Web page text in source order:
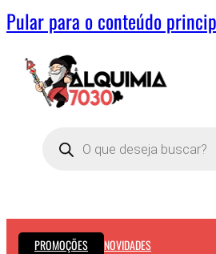
Pular para o conteúdo
Pesquisar
produtos
PROMOÇÕES NOVIDADES